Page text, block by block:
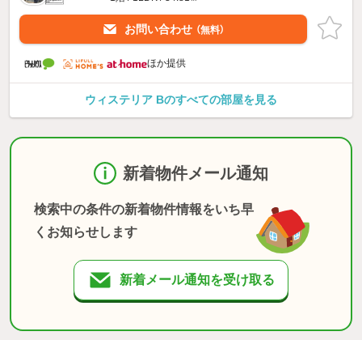
お問い合わせ （無料）
ほか提供
ウィステリア Bのすべての部屋を見る
新着物件メール通知
検索中の条件の新着物件情報をいち早
くお知らせします
新着メール通知を受け取る